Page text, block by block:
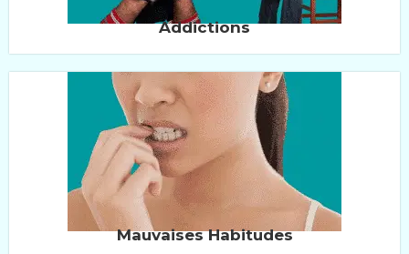
Addictions
Mauvaises Habitudes